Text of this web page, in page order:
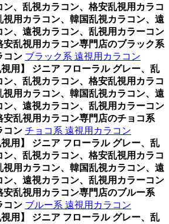
ン、乱視カラコン、格安乱視用カラコ
視用カラコン、韓国乱視カラコン、遠
ン、遠視カラコン、乱視用カラーコン
安乱視用カラコン専門店のブラック系
コン ブラック系 遠視用カラコン
視用】 ジニア フローラル グレー、乱
ン、乱視カラコン、格安乱視用カラコ
視用カラコン、韓国乱視カラコン、遠
ン、遠視カラコン、乱視用カラーコン
安乱視用カラコン専門店のチョコ系
コン チョコ系 遠視用カラコン
視用】 ジニア フローラル グレー、乱
ン、乱視カラコン、格安乱視用カラコ
視用カラコン、韓国乱視カラコン、遠
ン、遠視カラコン、乱視用カラーコン
安乱視用カラコン専門店のブルー系
コン ブルー系 遠視用カラコン
視用】 ジニア フローラル グレー、乱